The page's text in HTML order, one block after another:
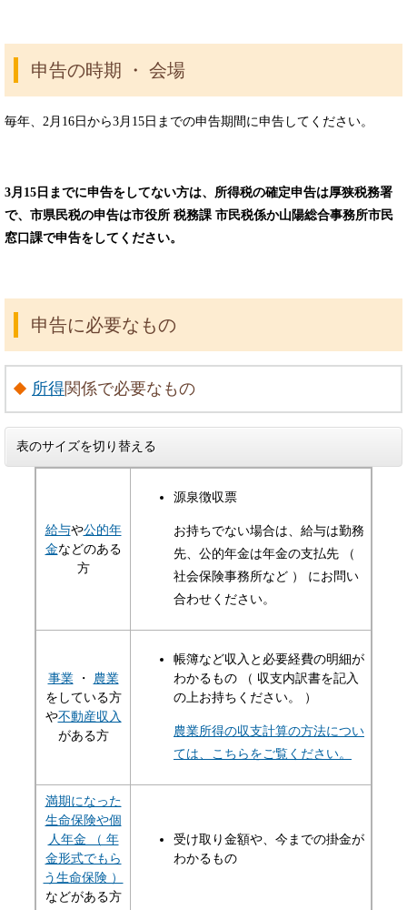
申告の時期 ・ 会場
毎年、2月16日から3月15日までの申告期間に申告してください。
3月15日までに申告をしてない方は、所得税の確定申告は厚狭税務署
で、市県民税の申告は市役所 税務課 市民税係か山陽総合事務所市民
窓口課で申告をしてください。
申告に必要なもの
所得関係で必要なもの
表のサイズを切り替える
給与や公的年
金などのある
方
源泉徴収票
お持ちでない場合は、給与は勤務
先、公的年金は年金の支払先 （
社会保険事務所など ） にお問い
合わせください。
事業・ 農業
をしている方
や不動産収入
がある方
帳簿など収入と必要経費の明細が
わかるもの （ 収支内訳書を記入
の上お持ちください。 ）
農業所得の収支計算の方法につい
ては、こちらをご覧ください。
満期になった
生命保険や個
人年金 （ 年
金形式でもら
う生命保険 ）
などがある方
受け取り金額や、今までの掛金が
わかるもの